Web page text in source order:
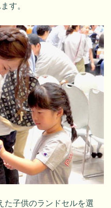
す。
た子供のランドセルを選